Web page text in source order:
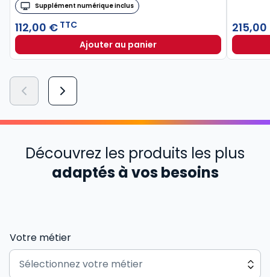
Supplément numérique inclus
112,00 € TTC
Ajouter au panier
Découvrez les produits les plus
adaptés à vos besoins
Votre métier